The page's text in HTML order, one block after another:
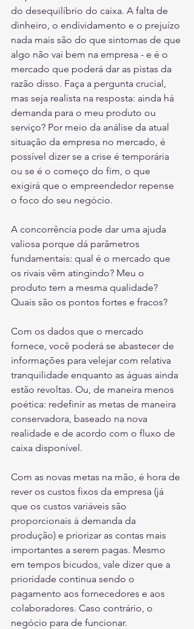
do desequilíbrio do caixa. A falta de
dinheiro, o endividamento e o prejuízo
nada mais são do que sintomas de que
algo não vai bem na empresa - e é o
mercado que poderá dar as pistas da
razão disso. Faça a pergunta crucial,
mas seja realista na resposta: ainda há
demanda para o meu produto ou
serviço? Por meio da análise da atual
situação da empresa no mercado, é
possível dizer se a crise é temporária
ou se é o começo do fim, o que
exigirá que o empreendedor repense
o foco do seu negócio.
A concorrência pode dar uma ajuda
valiosa porque dá parâmetros
fundamentais: qual é o mercado que
os rivais vêm atingindo? Meu o
produto tem a mesma qualidade?
Quais são os pontos fortes e fracos?
Com os dados que o mercado
fornece, você poderá se abastecer de
informações para velejar com relativa
tranquilidade enquanto as águas ainda
estão revoltas. Ou, de maneira menos
poética: redefinir as metas de maneira
conservadora, baseado na nova
realidade e de acordo com o fluxo de
caixa disponível.
Com as novas metas na mão, é hora de
rever os custos fixos da empresa (já
que os custos variáveis são
proporcionais à demanda da
produção) e priorizar as contas mais
importantes a serem pagas. Mesmo
em tempos bicudos, vale dizer que a
prioridade continua sendo o
pagamento aos fornecedores e aos
colaboradores. Caso contrário, o
negócio para de funcionar.